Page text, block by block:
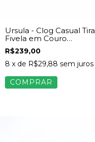
Ursula - Clog Casual Tira
Fivela em Couro
Camurça Bege
R$239,00
8 x de R$29,88 sem juros
COMPRAR